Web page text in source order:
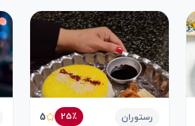
رستوران 25٪ 5